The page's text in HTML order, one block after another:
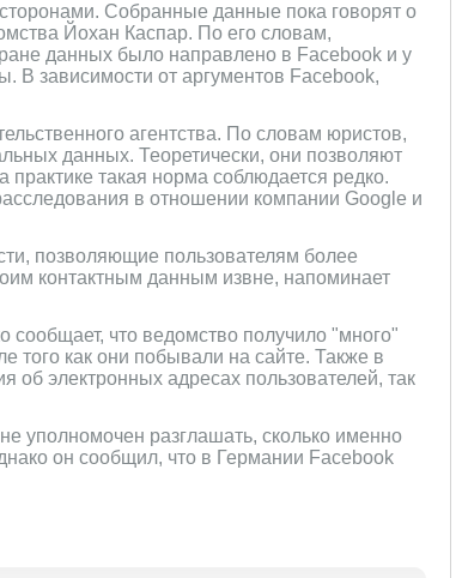
Собранные данные пока говорят о
Йохан Каспар. По его словам,
данных было направлено в Facebook и у
В зависимости от аргументов Facebook,
агентства. По словам юристов,
данных. Теоретически, они позволяют
такая норма соблюдается редко.
в отношении компании Google и
позволяющие пользователям более
контактным данным извне, напоминает
что ведомство получило "много"
того как они побывали на сайте. Также в
об электронных адресах пользователей, так
уполномочен разглашать, сколько именно
он сообщил, что в Германии Facebook